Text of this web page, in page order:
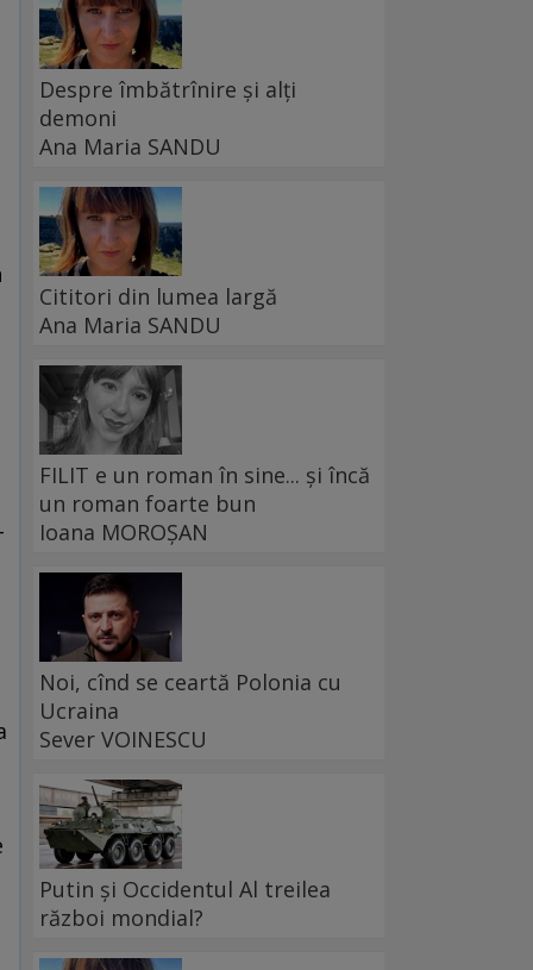
Despre îmbătrînire și alți
demoni
Ana Maria SANDU
Cititori din lumea largă
Ana Maria SANDU
FILIT e un roman în sine... și încă
un roman foarte bun
Ioana MOROȘAN
Noi, cînd se ceartă Polonia cu
Ucraina
Sever VOINESCU
Putin și Occidentul Al treilea
război mondial?